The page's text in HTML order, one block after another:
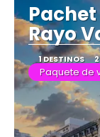
Rayo
1 DESTINOS
Paquete de